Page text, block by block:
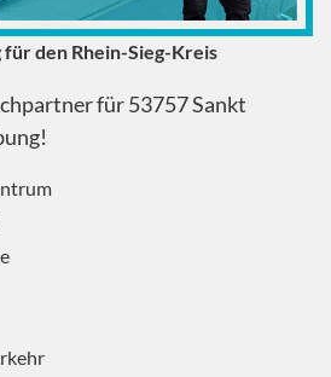
den Rhein-Sieg-Kreis
für 53757 Sankt